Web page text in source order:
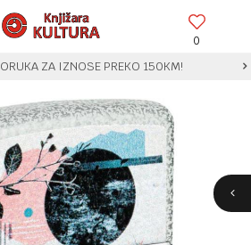
0
ZA IZNOSE PREKO 150KM!